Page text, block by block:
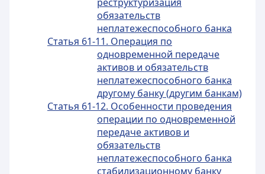
обязательств
неплатежеспособного банка
Статья 61-11. Операция по
одновременной передаче
активов и обязательств
неплатежеспособного банка
другому банку (другим банкам)
Статья 61-12. Особенности проведения
операции по одновременной
передаче активов и
обязательств
неплатежеспособного банка
стабилизационному банку